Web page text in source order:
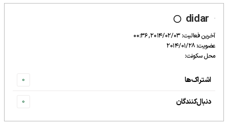
didar
آخرین فعالیت: 2014/02/03, 00:36
عضویت: 2014/01/28
محل سکونت:
اشتراک‌ها 0
دنبال‌کنندگان 0